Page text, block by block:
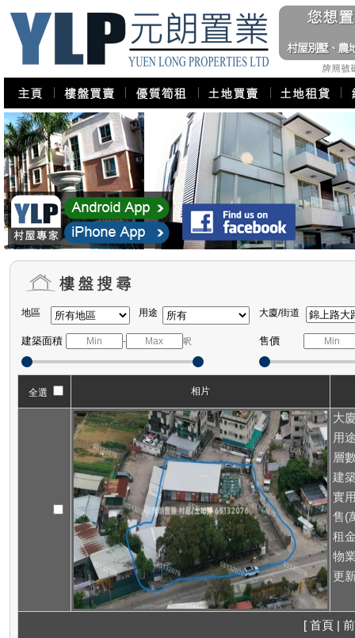
地區 用途 大廈/街道
建築面積 - 呎 售價
全選 相片
大
用
層
建
實
售(
租
物
更
[ 首頁 |